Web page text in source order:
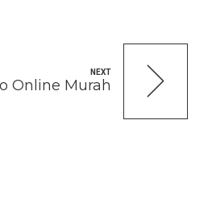
NEXT
Online Murah